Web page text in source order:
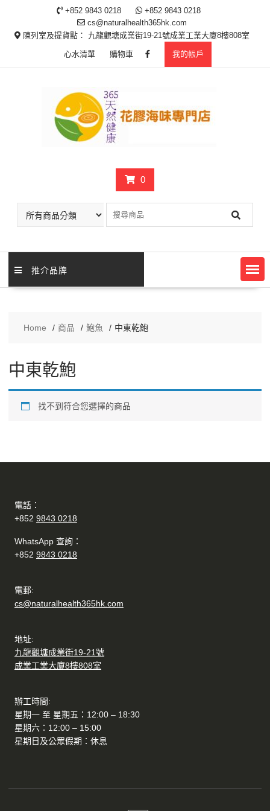
content
+852 9843 0218
+852 9843 0218
cs@naturalhealth365hk.com
陳列室及提貨點： 九龍觀塘成業街19-21號成業工業大廈8樓808室
心水清單 購物車 我的帳戶
0
推介品牌
Home 商品 鮑魚 中東乾鮑
中東乾鮑
找不到符合您選擇的商品
電話：
+852 9843 0218
WhatsApp 查詢：
+852 9843 0218
電郵:
cs@naturalhealth365hk.com
地址:
九龍觀塘成業街19-21號
成業工業大廈8樓808室
辦工時間:
星期一 至 星期五：12:00 – 18:30
星期六：12:00 – 15:00
星期日及公眾假期：休息